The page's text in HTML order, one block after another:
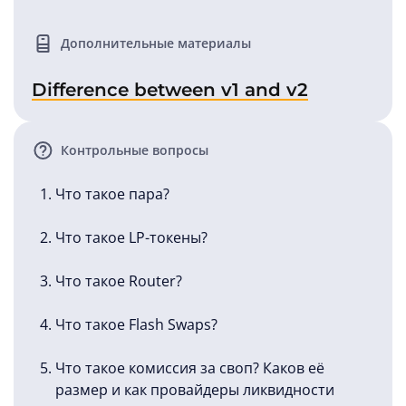
Дополнительные материалы
Difference between v1 and v2
Контрольные вопросы
Что такое пара?
Что такое LP-токены?
Что такое Router?
Что такое Flash Swaps?
Что такое комиссия за своп? Каков её
размер и как провайдеры ликвидности